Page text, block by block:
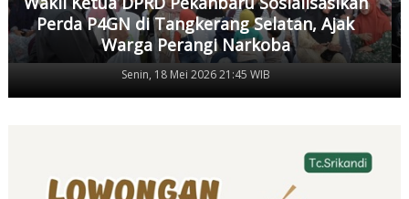
Perda P4GN di Tangkerang Selatan, Ajak
Warga Perangi Narkoba
Senin, 18 Mei 2026 21:45 WIB